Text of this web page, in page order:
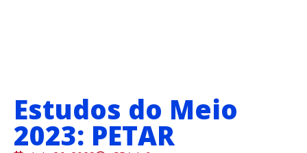
Estudos do Meio
2023: PETAR